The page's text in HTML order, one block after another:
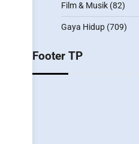
Film & Musik(82)
Gaya Hidup(709)
Footer TP